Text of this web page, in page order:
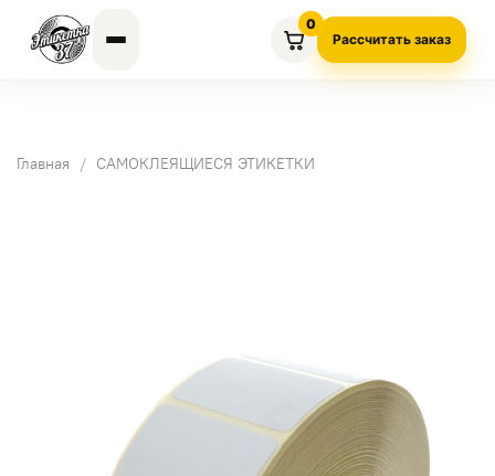
0
Рассчитать заказ
Главная САМОКЛЕЯЩИЕСЯ ЭТИКЕТКИ